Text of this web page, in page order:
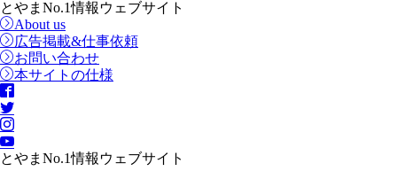
とやまNo.1情報ウェブサイト
About us
広告掲載&仕事依頼
お問い合わせ
本サイトの仕様
とやまNo.1情報ウェブサイト